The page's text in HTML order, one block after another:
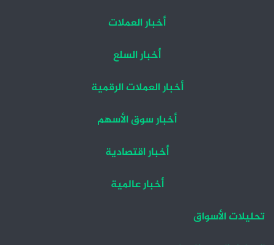
أخبار العملات
أخبار السلع
أخبار العملات الرقمية
أخبار سوق الأسهم
أخبار اقتصادية
أخبار عالمية
تحليلات الأسواق